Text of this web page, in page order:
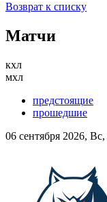
Возврат к списку
Матчи
кхл
мхл
предстоящие
прошедшие
06 сентября 2026,